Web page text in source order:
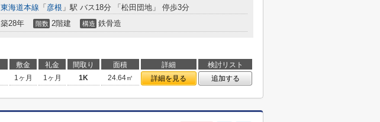
東海道本線 「 彦根 」駅 バス18分 「松田団地」 停歩3分
築28年 階数 2階建 構造 鉄骨造
敷金 礼金 間取り 面積 詳細
検討リスト
1ヶ月 1ヶ月 1K 24.64㎡ 詳細を見る 追加する